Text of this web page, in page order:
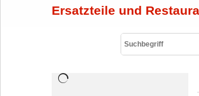
Ersatzteile und